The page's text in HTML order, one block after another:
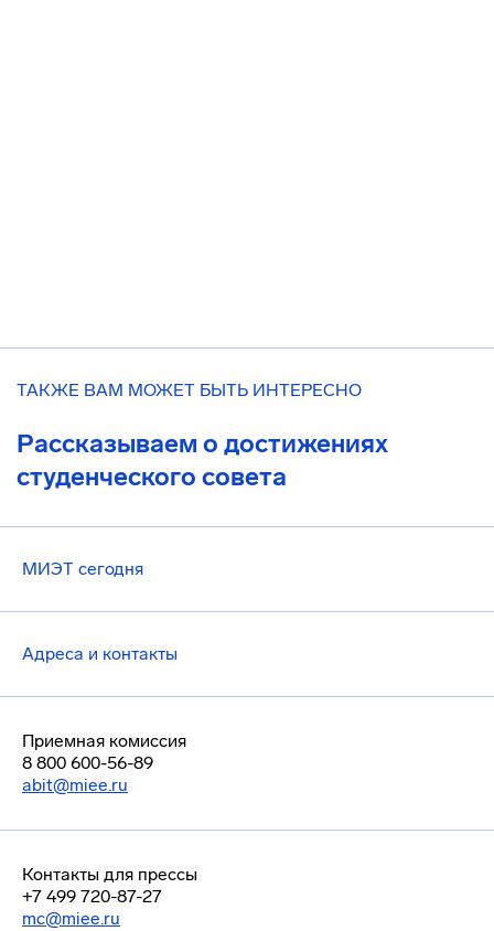
ТАКЖЕ ВАМ МОЖЕТ БЫТЬ ИНТЕРЕСНО
Рассказываем о достижениях
студенческого совета
МИЭТ сегодня
Адреса и контакты
Приемная комиссия
8 800 600-56-89
abit@miee.ru
Контакты для прессы
+7 499 720-87-27
mc@miee.ru